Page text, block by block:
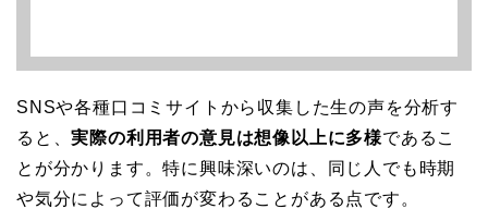
SNSや各種口コミサイトから収集した生の声を分析す
ると、実際の利用者の意見は想像以上に多様であるこ
とが分かります。特に興味深いのは、同じ人でも時期
や気分によって評価が変わることがある点です。